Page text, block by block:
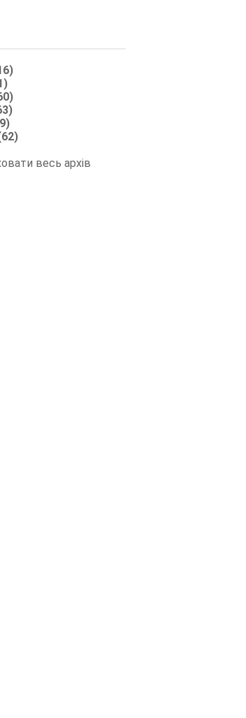
весь архів